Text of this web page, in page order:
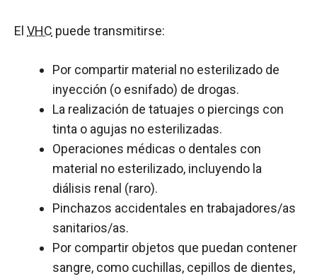
El VHC puede transmitirse:
Por compartir material no esterilizado de
inyección (o esnifado) de drogas.
La realización de tatuajes o piercings con
tinta o agujas no esterilizadas.
Operaciones médicas o dentales con
material no esterilizado, incluyendo la
diálisis renal (raro).
Pinchazos accidentales en trabajadores/as
sanitarios/as.
Por compartir objetos que puedan contener
sangre, como cuchillas, cepillos de dientes,